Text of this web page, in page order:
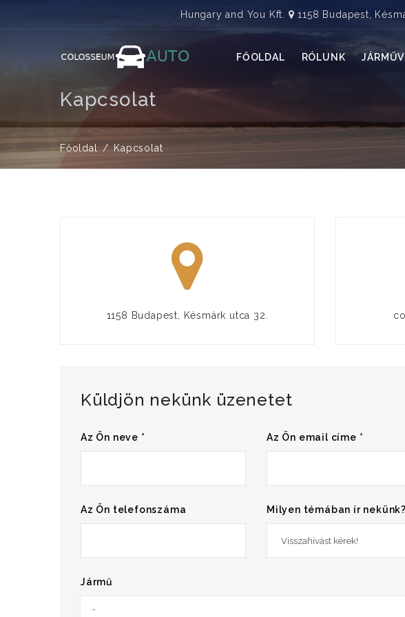
Hungary and You Kft. 1158 Budapest,
FŐOLDAL RÓLUNK
Kapcsolat
Főoldal Kapcsolat
1158 Budapest, Késmárk utca 32.
Küldjön nekünk üzenetet
Az Ön neve * Az Ön email címe *
Az Ön telefonszáma Milyen témában ír nekünk?
Jármű
-